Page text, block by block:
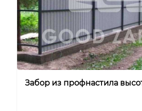
Забор из профнастила